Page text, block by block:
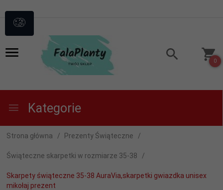
0
Kategorie
Strona główna Prezenty Świąteczne
Świąteczne skarpetki w rozmiarze 35-38
Skarpety świąteczne 35-38 AuraVia,skarpetki gwiazdka unisex
mikołaj prezent